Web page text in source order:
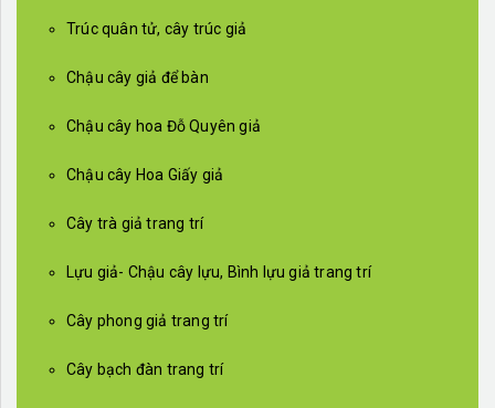
Trúc quân tử, cây trúc giả
Chậu cây giả để bàn
Chậu cây hoa Đỗ Quyên giả
Chậu cây Hoa Giấy giả
Cây trà giả trang trí
Lựu giả- Chậu cây lựu, Bình lựu giả trang trí
Cây phong giả trang trí
Cây bạch đàn trang trí